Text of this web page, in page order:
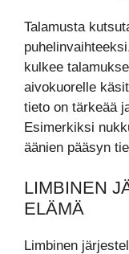
Talamusta
kulkee
aivokuorelle
tieto on tärkeää
Esimerkiksi
äänien pääsyn
LIMBINEN
ELÄMÄ
Limbinen